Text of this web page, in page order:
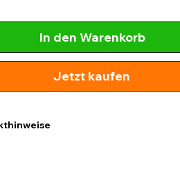
In den Warenkorb
Jetzt kaufen